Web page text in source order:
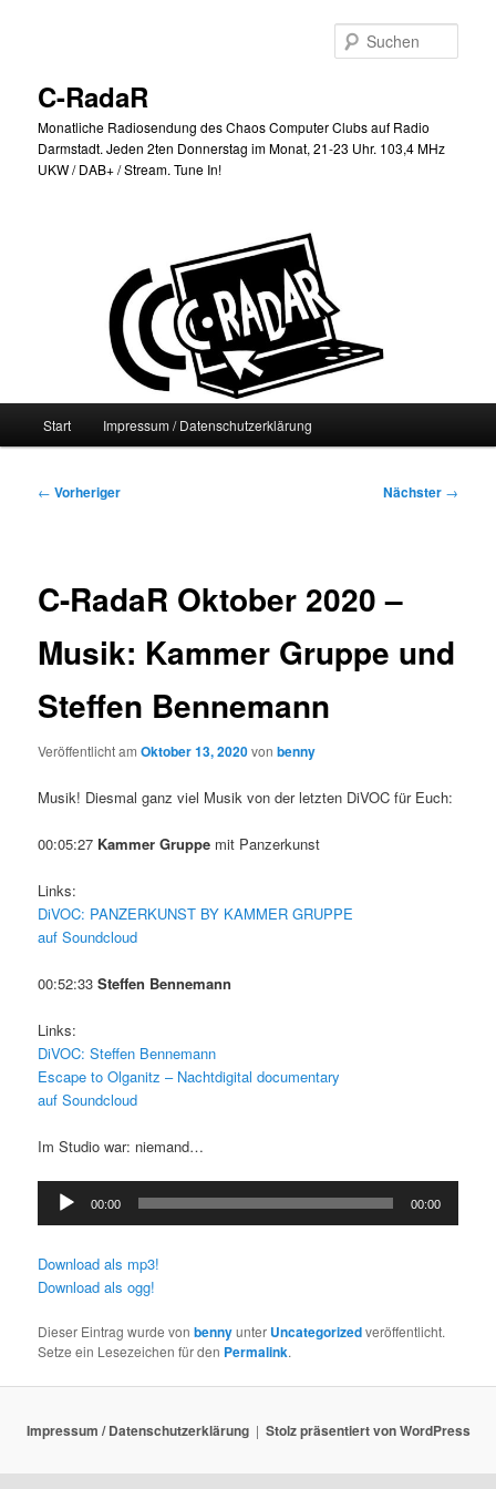
C-RadaR
Monatliche Radiosendung des Chaos Computer Clubs auf Radio
Darmstadt. Jeden 2ten Donnerstag im Monat, 21-23 Uhr. 103,4 MHz
UKW / DAB+ / Stream. Tune In!
Start Impressum / Datenschutzerklärung
Beitragsnavigation
← Vorheriger Nächster →
C-RadaR Oktober 2020 –
Musik: Kammer Gruppe und
Steffen Bennemann
Veröffentlicht amOktober 13, 2020vonbenny
Musik! Diesmal ganz viel Musik von der letzten DiVOC für Euch:
00:05:27 Kammer Gruppe mit Panzerkunst
Links:
DiVOC: PANZERKUNST BY KAMMER GRUPPE
auf Soundcloud
00:52:33Steffen Bennemann
Links:
DiVOC: Steffen Bennemann
Escape to Olganitz – Nachtdigital documentary
auf Soundcloud
Im Studio war: niemand…
Audio-
Player
00:00 00:00
Download als mp3!
Download als ogg!
Dieser Eintrag wurde vonbennyunter Uncategorizedveröffentlicht.
Setze ein Lesezeichen für den Permalink.
Impressum / Datenschutzerklärung Stolz präsentiert von WordPress